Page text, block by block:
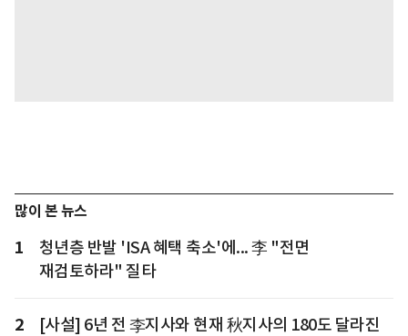
많이 본 뉴스
1
청년층 반발 'ISA 혜택 축소'에... 李 "전면
재검토하라" 질타
2
[사설] 6년 전 李지사와 현재 秋지사의 180도 달라진